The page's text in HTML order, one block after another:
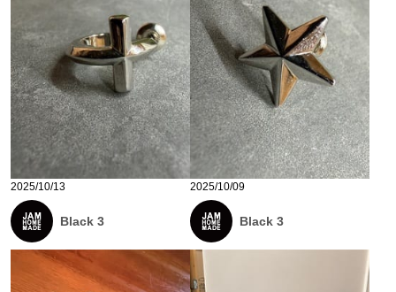
2025/10/13
Black 3
2025/10/09
Black 3